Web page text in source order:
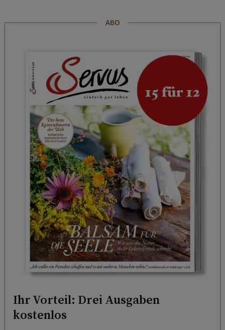
ABO
Ihr Vorteil: Drei Ausgaben
kostenlos